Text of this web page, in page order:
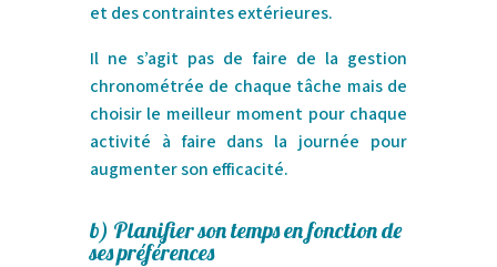
et des contraintes extérieures.
Il ne s’agit pas de faire de la gestion
chronométrée de chaque tâche mais de
choisir le meilleur moment pour chaque
activité à faire dans la journée pour
augmenter son efficacité.
b) Planifier son temps en fonction de
ses préférences